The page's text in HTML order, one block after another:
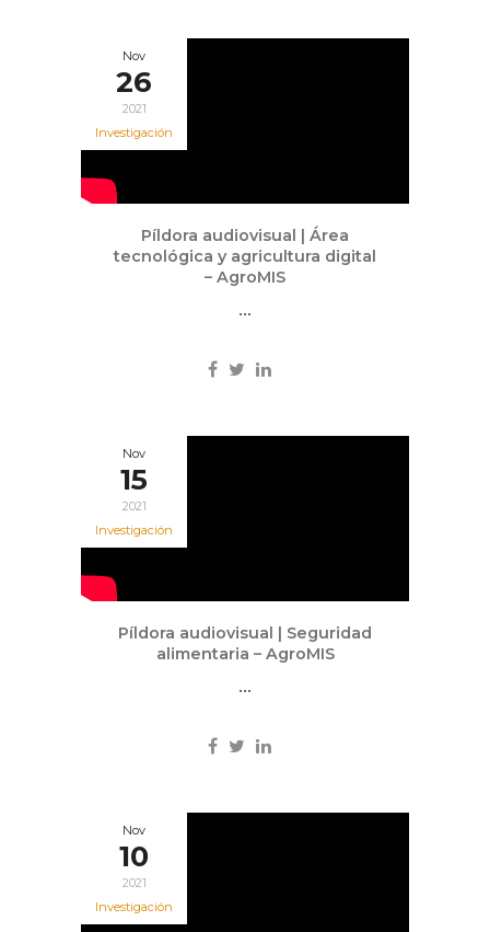
Nov
26
2021
Investigación
Píldora audiovisual | Área
tecnológica y agricultura digital
– AgroMIS
...
Nov
15
2021
Investigación
Píldora audiovisual | Seguridad
alimentaria – AgroMIS
...
Nov
10
2021
Investigación